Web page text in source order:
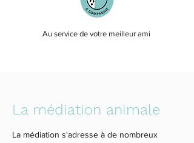
Au service de votre meilleur ami
La médiation animale
La médiation s'adresse à de nombreux